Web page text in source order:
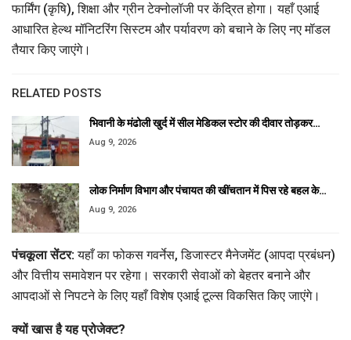
फार्मिंग (कृषि), शिक्षा और ग्रीन टेक्नोलॉजी पर केंद्रित होगा। यहाँ एआई
आधारित हेल्थ मॉनिटरिंग सिस्टम और पर्यावरण को बचाने के लिए नए मॉडल
तैयार किए जाएंगे।
RELATED POSTS
भिवानी के मंढोली खुर्द में सील मेडिकल स्टोर की दीवार तोड़कर…
Aug 9, 2026
लोक निर्माण विभाग और पंचायत की खींचतान में पिस रहे बहल के…
Aug 9, 2026
पंचकूला सेंटर:यहाँ का फोकस गवर्नेस, डिजास्टर मैनेजमेंट (आपदा प्रबंधन)
और वित्तीय समावेशन पर रहेगा। सरकारी सेवाओं को बेहतर बनाने और
आपदाओं से निपटने के लिए यहाँ विशेष एआई टूल्स विकसित किए जाएंगे।
क्यों खास है यह प्रोजेक्ट?